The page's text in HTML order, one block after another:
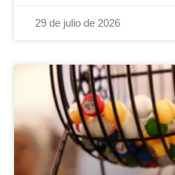
29 de julio de 2026